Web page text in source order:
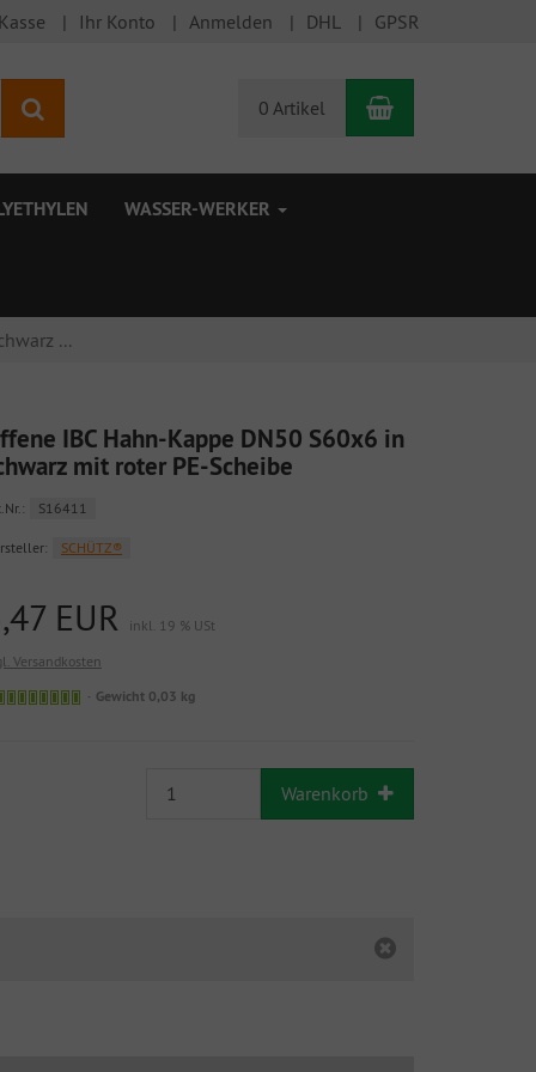
Ihr Konto Anmelden DHL GPSR
0 Artikel Warenkorb
WASSER-WERKER
...
IBC Hahn-Kappe DN50 S60x6 in
mit roter PE-Scheibe
S16411
SCHÜTZ®
EUR
inkl. 19 % USt
Versandkosten
Gewicht 0,03 kg
Warenkorb